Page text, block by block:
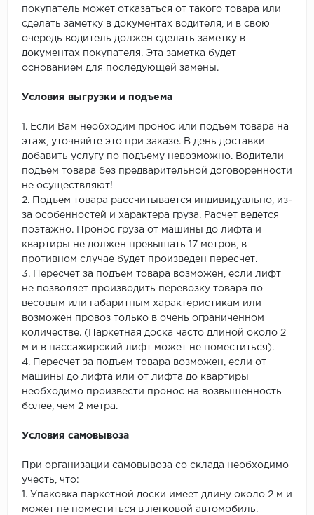
покупатель может отказаться от такого товара или
сделать заметку в документах водителя, и в свою
очередь водитель должен сделать заметку в
документах покупателя. Эта заметка будет
основанием для последующей замены.
Условия выгрузки и подъема
1. Если Вам необходим пронос или подъем товара на
этаж, уточняйте это при заказе. В день доставки
добавить услугу по подъему невозможно. Водители
подъем товара без предварительной договоренности
не осуществляют!
2. Подъем товара рассчитывается индивидуально, из-
за особенностей и характера груза. Расчет ведется
поэтажно. Пронос груза от машины до лифта и
квартиры не должен превышать 17 метров, в
противном случае будет произведен пересчет.
3. Пересчет за подъем товара возможен, если лифт
не позволяет производить перевозку товара по
весовым или габаритным характеристикам или
возможен провоз только в очень ограниченном
количестве. (Паркетная доска часто длиной около 2
м и в пассажирский лифт может не поместиться).
4. Пересчет за подъем товара возможен, если от
машины до лифта или от лифта до квартиры
необходимо произвести пронос на возвышенность
более, чем 2 метра.
Условия самовывоза
При организации самовывоза со склада необходимо
учесть, что:
1. Упаковка паркетной доски имеет длину около 2 м и
может не поместиться в легковой автомобиль.